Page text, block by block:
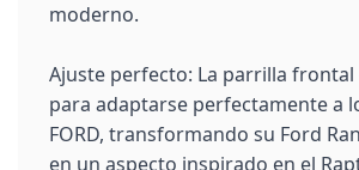
moderno.
Ajuste perfecto: La parrilla frontal
para adaptarse perfectamente a
FORD, transformando su Ford
en un aspecto inspirado en el